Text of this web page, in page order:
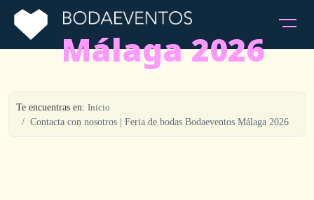
Málaga 2026
Te encuentras en: Inicio
Contacta con nosotros | Feria de bodas Bodaeventos Málaga 2026